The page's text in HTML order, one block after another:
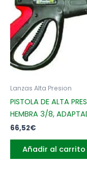
Lanzas Alta Presion
PISTOLA DE ALTA
HEMBRA 3/8,
66,52€
Añadir al carrito